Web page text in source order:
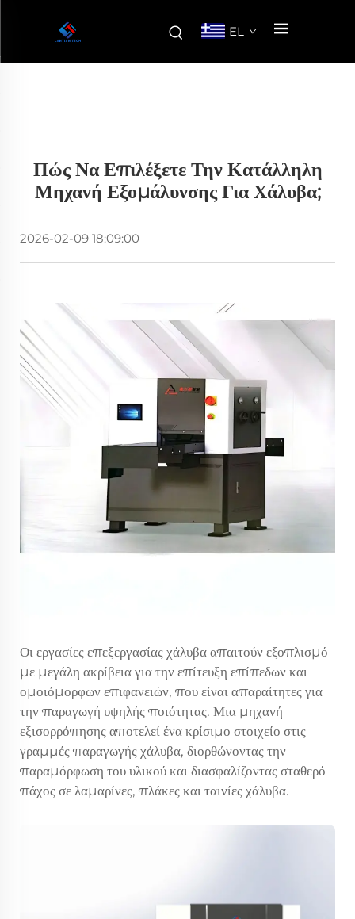
EL
Πώς Να Επιλέξετε Την Κατάλληλη
Μηχανή Εξομάλυνσης Για Χάλυβα;
2026-02-09 18:09:00
Οι εργασίες επεξεργασίας χάλυβα απαιτούν εξοπλισμό
με μεγάλη ακρίβεια για την επίτευξη επίπεδων και
ομοιόμορφων επιφανειών, που είναι απαραίτητες για
την παραγωγή υψηλής ποιότητας. Μια μηχανή
εξισορρόπησης αποτελεί ένα κρίσιμο στοιχείο στις
γραμμές παραγωγής χάλυβα, διορθώνοντας την
παραμόρφωση του υλικού και διασφαλίζοντας σταθερό
πάχος σε λαμαρίνες, πλάκες και ταινίες χάλυβα.